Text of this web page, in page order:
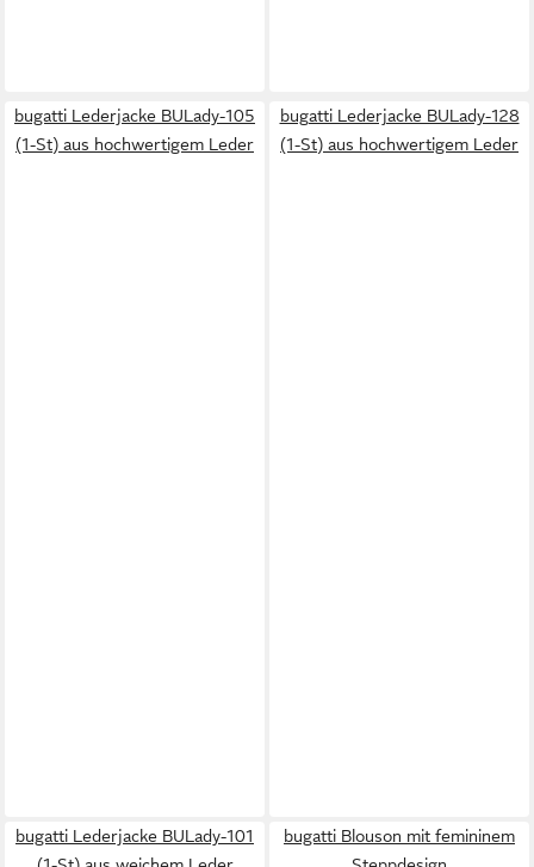
bugatti Lederjacke BULady-105
(1-St) aus hochwertigem Leder
bugatti Lederjacke BULady-128
(1-St) aus hochwertigem Leder
bugatti Lederjacke BULady-101
bugatti Blouson mit femininem